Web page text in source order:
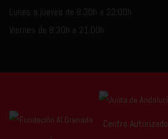
Lunes a jueves de 8:30h a 22:00h
Viernes de 8:30h a 21:00h
Centro Autorizado